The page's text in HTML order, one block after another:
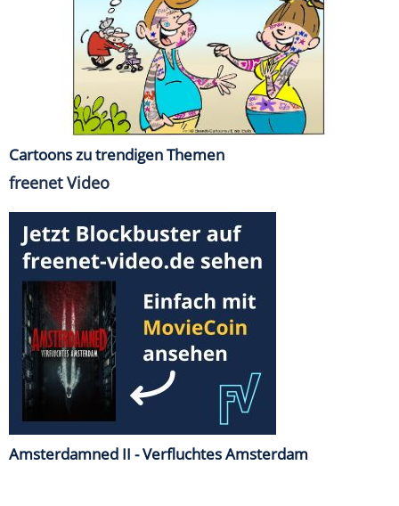
Cartoons zu trendigen Themen
freenet Video
Amsterdamned II - Verfluchtes Amsterdam